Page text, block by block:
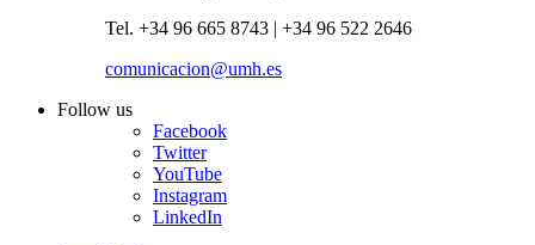
Tel. +34 96 665 8743 | +34 96 522 2646
comunicacion@umh.es
Follow us
Facebook
Twitter
YouTube
Instagram
LinkedIn